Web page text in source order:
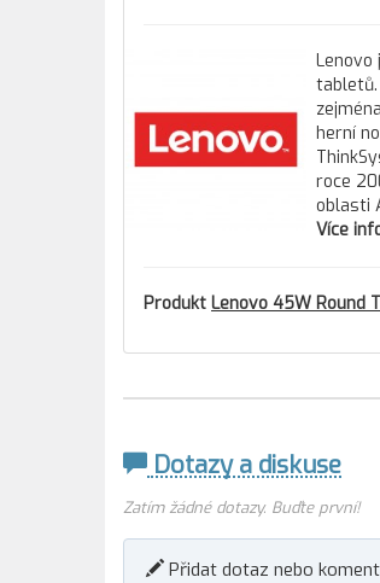
Lenovo
tabletů.
herní
roce
oblasti
Více
Produkt Lenovo 45W Round
Dotazy a diskuse
Zatím žádné dotazy. Buďte první!
Přidat dotaz nebo